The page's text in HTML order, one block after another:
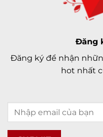
Đăng
Đăng ký để nhận
hot nhất